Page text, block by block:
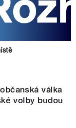
válka
volby budou